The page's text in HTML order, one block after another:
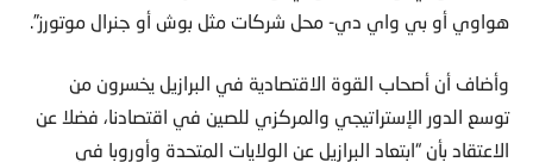
هواوي أو بي واي دي- محل شركات مثل بوش أو جنرال موتورز”.
وأضاف أن أصحاب القوة الاقتصادية في البرازيل يخسرون من
توسع الدور الإستراتيجي والمركزي للصين في اقتصادنا، فضلا عن
الاعتقاد بأن “ابتعاد البرازيل عن الولايات المتحدة وأوروبا في